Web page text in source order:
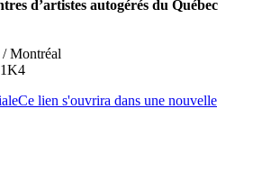
d’artistes autogérés du Québec
Montréal
Ce lien s'ouvrira dans une nouvelle